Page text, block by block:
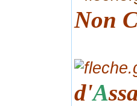
Non
d'A